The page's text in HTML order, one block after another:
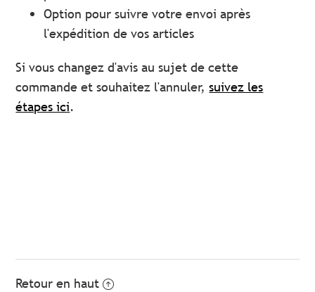
Option pour suivre votre envoi après
l'expédition de vos articles
Si vous changez d'avis au sujet de cette
commande et souhaitez l'annuler,suivez les
étapes ici.
Retour en haut